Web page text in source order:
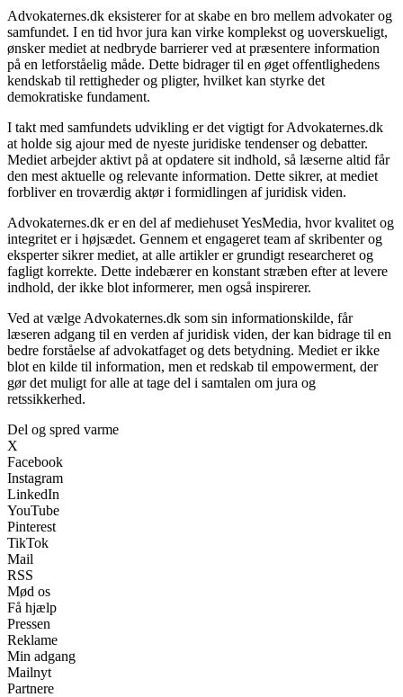
Advokaternes.dk eksisterer for at skabe en bro mellem advokater og
samfundet. I en tid hvor jura kan virke komplekst og uoverskueligt,
ønsker mediet at nedbryde barrierer ved at præsentere information
på en letforståelig måde. Dette bidrager til en øget offentlighedens
kendskab til rettigheder og pligter, hvilket kan styrke det
demokratiske fundament.
I takt med samfundets udvikling er det vigtigt for Advokaternes.dk
at holde sig ajour med de nyeste juridiske tendenser og debatter.
Mediet arbejder aktivt på at opdatere sit indhold, så læserne altid får
den mest aktuelle og relevante information. Dette sikrer, at mediet
forbliver en troværdig aktør i formidlingen af juridisk viden.
Advokaternes.dk er en del af mediehuset YesMedia, hvor kvalitet og
integritet er i højsædet. Gennem et engageret team af skribenter og
eksperter sikrer mediet, at alle artikler er grundigt researcheret og
fagligt korrekte. Dette indebærer en konstant stræben efter at levere
indhold, der ikke blot informerer, men også inspirerer.
Ved at vælge Advokaternes.dk som sin informationskilde, får
læseren adgang til en verden af juridisk viden, der kan bidrage til en
bedre forståelse af advokatfaget og dets betydning. Mediet er ikke
blot en kilde til information, men et redskab til empowerment, der
gør det muligt for alle at tage del i samtalen om jura og
retssikkerhed.
Del og spred varme
X
Facebook
Instagram
LinkedIn
YouTube
Pinterest
TikTok
Mail
RSS
Mød os
Få hjælp
Pressen
Reklame
Min adgang
Mailnyt
Partnere